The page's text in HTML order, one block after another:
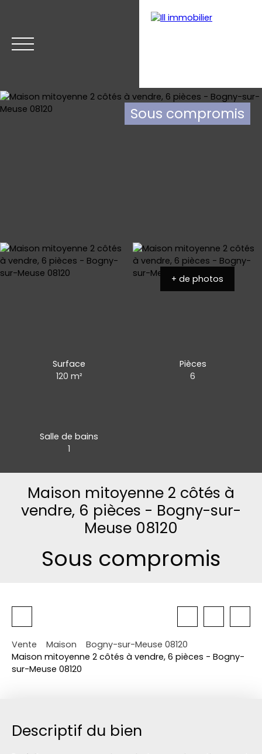
Sous compromis
+ de photos
Surface
120 m²
Pièces
6
Salle de bains
1
Maison mitoyenne 2 côtés à
vendre, 6 pièces - Bogny-sur-
Meuse 08120
Sous compromis
Vente Maison
Bogny-sur-Meuse 08120
Maison mitoyenne 2 côtés à vendre, 6 pièces - Bogny-
sur-Meuse 08120
Descriptif du bien